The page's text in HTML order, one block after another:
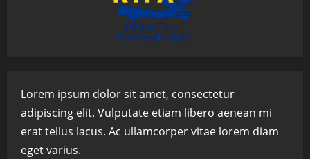
Lorem ipsum dolor sit amet, consectetur
adipiscing elit. Vulputate etiam libero aenean mi
erat tellus lacus. Ac ullamcorper vitae lorem diam
eget varius.